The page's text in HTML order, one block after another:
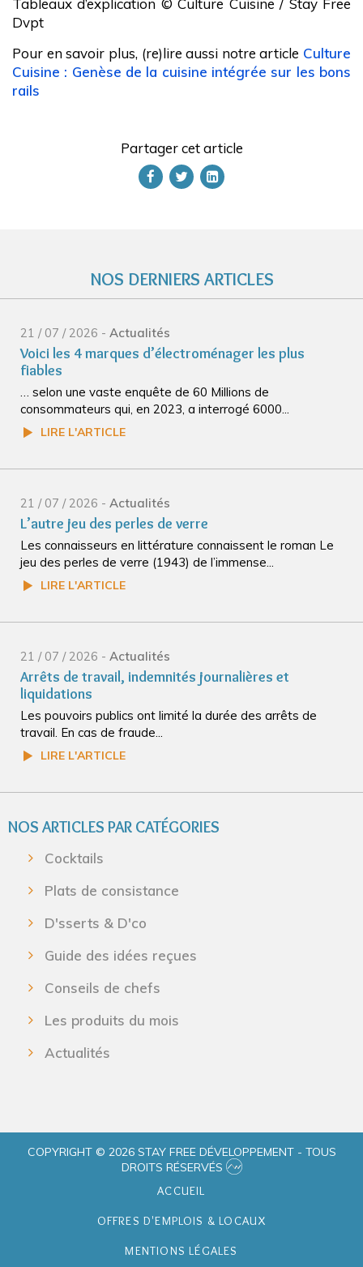
Dvpt
Pour en savoir plus, (re)lire aussi notre article Culture
Cuisine : Genèse de la cuisine intégrée sur les bons
rails
Partager cet article
NOS DERNIERS ARTICLES
21 / 07 / 2026 - Actualités
Voici les 4 marques d’électroménager les plus
fiables
… selon une vaste enquête de 60 Millions de
consommateurs qui, en 2023, a interrogé 6000...
LIRE L'ARTICLE
21 / 07 / 2026 - Actualités
L’autre jeu des perles de verre
Les connaisseurs en littérature connaissent le roman Le
jeu des perles de verre (1943) de l’immense...
LIRE L'ARTICLE
21 / 07 / 2026 - Actualités
Arrêts de travail, indemnités journalières et
liquidations
Les pouvoirs publics ont limité la durée des arrêts de
travail. En cas de fraude...
LIRE L'ARTICLE
NOS ARTICLES PAR CATÉGORIES
Cocktails
Plats de consistance
D'sserts & D'co
Guide des idées reçues
Conseils de chefs
Les produits du mois
Actualités
COPYRIGHT © 2026 STAY FREE DÉVELOPPEMENT - TOUS
DROITS RÉSERVÉS
ACCUEIL
OFFRES D'EMPLOIS & LOCAUX
MENTIONS LÉGALES